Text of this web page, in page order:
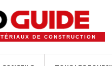
DE CONSTRUCTION